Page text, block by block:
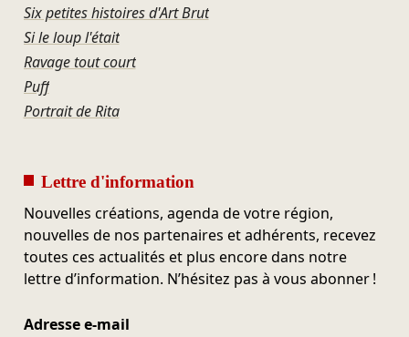
Six petites histoires d'Art Brut
Si le loup l'était
Ravage tout court
Puff
Portrait de Rita
Lettre d'information
Nouvelles créations, agenda de votre région,
nouvelles de nos partenaires et adhérents, recevez
toutes ces actualités et plus encore dans notre
lettre d’information. N’hésitez pas à vous abonner !
Adresse e-mail